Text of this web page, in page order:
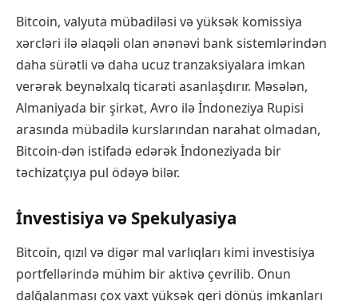
Bitcoin, valyuta mübadiləsi və yüksək komissiya
xərcləri ilə əlaqəli olan ənənəvi bank sistemlərindən
daha sürətli və daha ucuz tranzaksiyalara imkan
verərək beynəlxalq ticarəti asanlaşdırır. Məsələn,
Almaniyada bir şirkət, Avro ilə İndoneziya Rupisi
arasında mübadilə kurslarından narahat olmadan,
Bitcoin-dən istifadə edərək İndoneziyada bir
təchizatçıya pul ödəyə bilər.
İnvestisiya və Spekulyasiya
Bitcoin, qızıl və digər mal varlıqları kimi investisiya
portfellərində mühim bir aktivə çevrilib. Onun
dalğalanması çox vaxt yüksək geri dönüş imkanları